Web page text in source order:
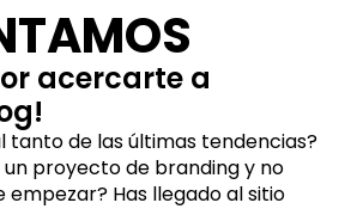
acercarte a
tanto de las últimas tendencias?
proyecto de branding y no
empezar? Has llegado al sitio